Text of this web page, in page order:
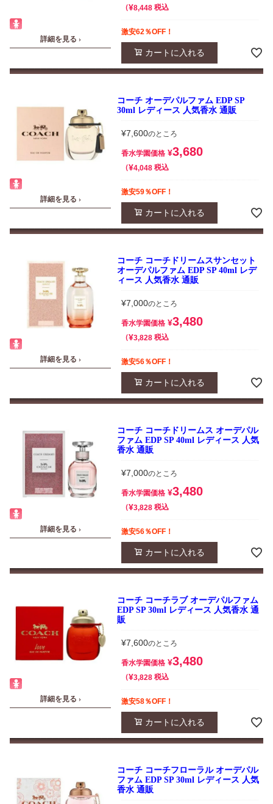
詳細を見る ›
¥8,448 税込
激安62％OFF！
カートに入れる
詳細を見る ›
コーチ オーデパルファム EDP SP
30ml レディース 人気香水 通販
¥7,600のところ
香水学園価格 ¥3,680
¥4,048 税込
激安59％OFF！
カートに入れる
詳細を見る ›
コーチ コーチドリームスサンセット
オーデパルファム EDP SP 40ml レデ
ィース 人気香水 通販
¥7,000のところ
香水学園価格 ¥3,480
¥3,828 税込
激安56％OFF！
カートに入れる
詳細を見る ›
コーチ コーチドリームス オーデパル
ファム EDP SP 40ml レディース 人気
香水 通販
¥7,000のところ
香水学園価格 ¥3,480
¥3,828 税込
激安56％OFF！
カートに入れる
詳細を見る ›
コーチ コーチラブ オーデパルファム
EDP SP 30ml レディース 人気香水 通
販
¥7,600のところ
香水学園価格 ¥3,480
¥3,828 税込
激安58％OFF！
カートに入れる
コーチ コーチフローラル オーデパル
ファム EDP SP 30ml レディース 人気
香水 通販